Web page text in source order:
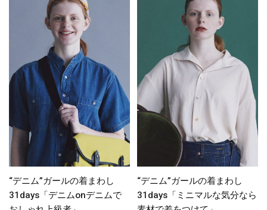
“デニム”ガールの着まわし
31days「デニムonデニムで
“デニム”ガールの着まわし
31days「ミニマルな気分なら